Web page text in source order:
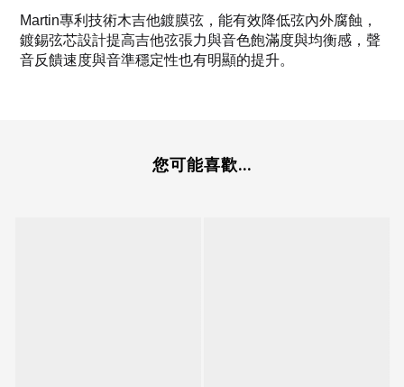
Martin專利技術木吉他鍍膜弦，能有效降低弦內外腐蝕，
鍍錫弦芯設計提高吉他弦張力與音色飽滿度與均衡感，聲
音反饋速度與音準穩定性也有明顯的提升。
您可能喜歡...